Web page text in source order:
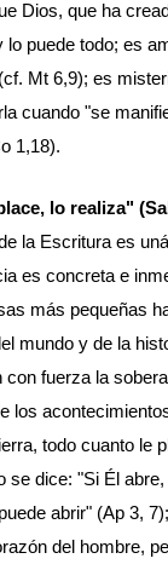
Dios, que ha
lo puede todo; es
Mt 6,9); es
cuando "se
1,18).
lo realiza"
la Escritura es
es concreta e
más pequeñas
mundo y de la
con fuerza la
los
todo cuanto le
se dice: "Si Él
abrir" (Ap 3,
del hombre,